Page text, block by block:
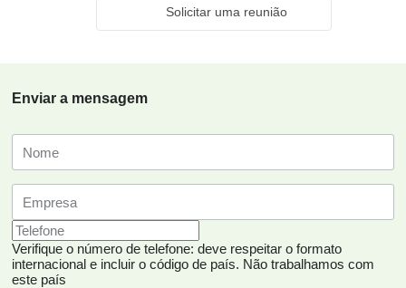
Solicitar uma reunião
Enviar a mensagem
Verifique o número de telefone: deve respeitar o formato
internacional e incluir o código de país. Não trabalhamos com
este país